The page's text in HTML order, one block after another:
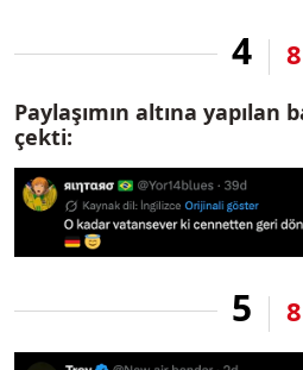
4 8
Paylaşımın altına yapılan
çekti:
5 8